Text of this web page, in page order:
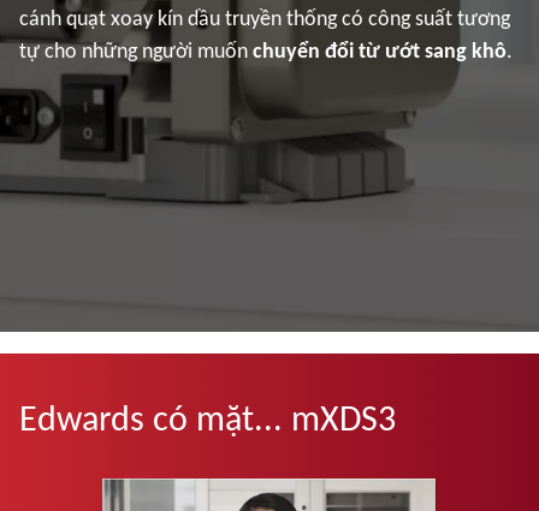
cánh quạt xoay kín dầu truyền thống có công suất tương
tự cho những người muốnchuyển đổi từ ướt sang khô.
Edwards có mặt... mXDS3